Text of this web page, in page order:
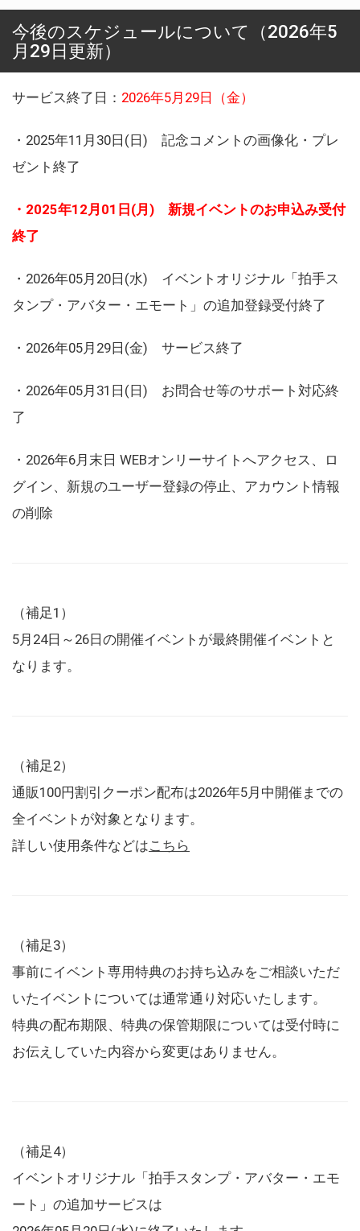
今後のスケジュールについて（2026年5
月29日更新）
サービス終了日： 2026年5月29日（金）
・2025年11月30日(日) 記念コメントの画像化・プレ
ゼント終了
・2025年12月01日(月) 新規イベントのお申込み受付
終了
・2026年05月20日(水) イベントオリジナル「拍手ス
タンプ・アバター・エモート」の追加登録受付終了
・2026年05月29日(金) サービス終了
・2026年05月31日(日) お問合せ等のサポート対応終
了
・2026年6月末日 WEBオンリーサイトへアクセス、ロ
グイン、新規のユーザー登録の停止、アカウント情報
の削除
（補足1）
5月24日～26日の開催イベントが最終開催イベントと
なります。
（補足2）
通販100円割引クーポン配布は2026年5月中開催までの
全イベントが対象となります。
詳しい使用条件などはこちら
（補足3）
事前にイベント専用特典のお持ち込みをご相談いただ
いたイベントについては通常通り対応いたします。
特典の配布期限、特典の保管期限については受付時に
お伝えしていた内容から変更はありません。
（補足4）
イベントオリジナル「拍手スタンプ・アバター・エモ
ート」の追加サービスは